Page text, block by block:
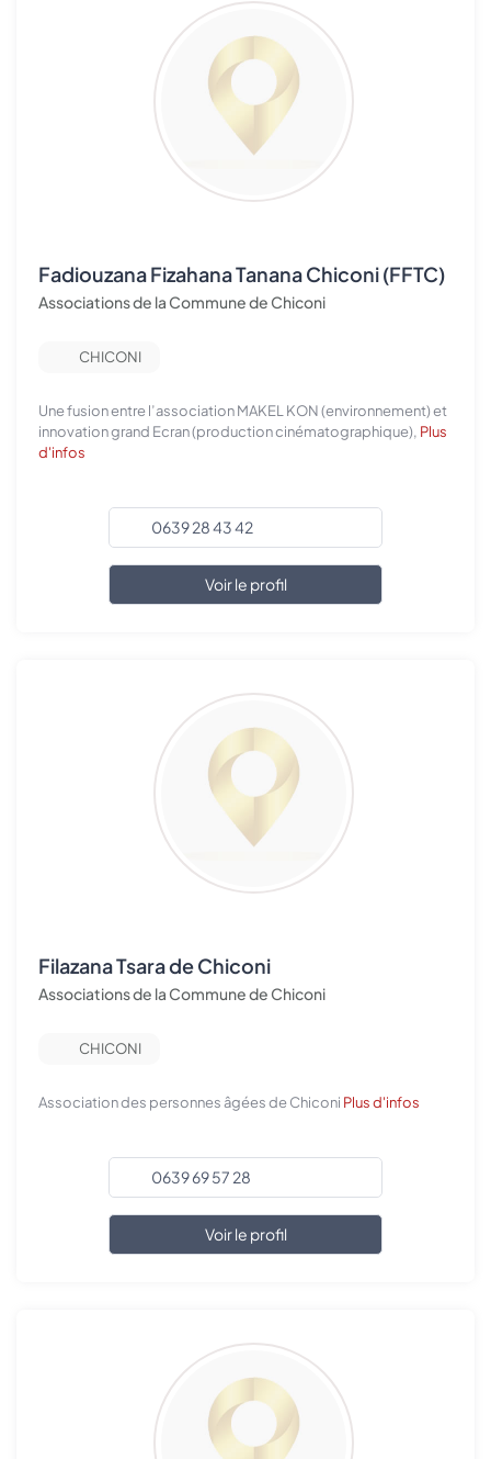
Fadiouzana Fizahana Tanana Chiconi (FFTC)
Associations de la Commune de Chiconi
CHICONI
Une fusion entre l’association MAKEL KON (environnement) et
innovation grand Ecran (production cinématographique), Plus
d'infos
0639 28 43 42
Voir le profil
Filazana Tsara de Chiconi
Associations de la Commune de Chiconi
CHICONI
Association des personnes âgées de Chiconi Plus d'infos
0639 69 57 28
Voir le profil